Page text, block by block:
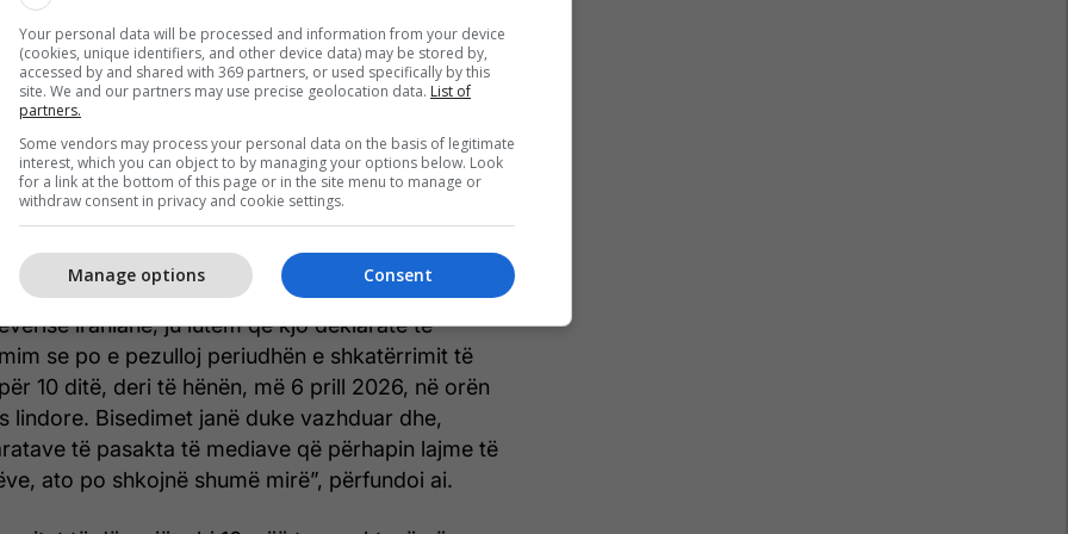
MINUTË PAS MINUTE - Lufta në Iran dhe në
Lindjen e Mesme, gjithçka ndodhi deri më
tani
amerikan Donald Trump të enjten ka deklaruar
po vazhdojnë dhe, me këtë qëllim, siç theksoi
ndaj infrastrukturës energjetike të Iranit.
iraniane, ju lutem që kjo deklaratë të
se po e pezulloj periudhën e shkatërrimit të
10 ditë, deri të hënën, më 6 prill 2026, në orën
lindore. Bisedimet janë duke vazhduar dhe,
të pasakta të mediave që përhapin lajme të
ato po shkojnë shumë mirë”, përfundoi ai.
Your personal data will be processed and information from your device
(cookies, unique identifiers, and other device data) may be stored by,
accessed by and shared with 369 partners, or used specifically by this
site. We and our partners may use precise geolocation data. List of
partners.
Some vendors may process your personal data on the basis of legitimate
interest, which you can object to by managing your options below. Look
for a link at the bottom of this page or in the site menu to manage or
withdraw consent in privacy and cookie settings.
Consent
Manage options